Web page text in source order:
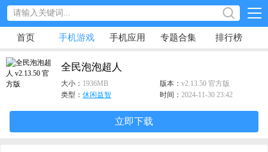
首页 手机游戏 手机应用 专题合集 排行榜
全民泡泡超人
大小： 1936MB 版本： v2.13.50 官方版
类型： 休闲益智 时间： 2024-11-30 23:42
立即下载